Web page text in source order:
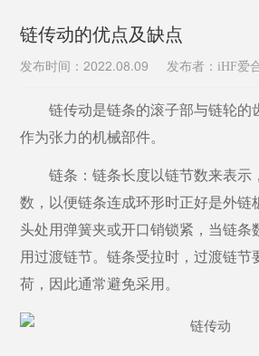
当前位置：首页 新闻资讯
链传动的优点及缺点
发布时间：2022.08.09 发布者：iHF爱
链传动是链条的滚子部与链轮的
作为张力的机械部件。
链条：链条长度以链节数来表示
数，以便链条连成环形时正好是外链
头处用弹簧夹或开口销锁紧，当链条
用过渡链节。链条受拉时，过渡链节
荷，因此通常避免采用。